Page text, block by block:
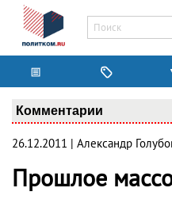
Комментарии
26.12.2011 | Александр
Прошлое